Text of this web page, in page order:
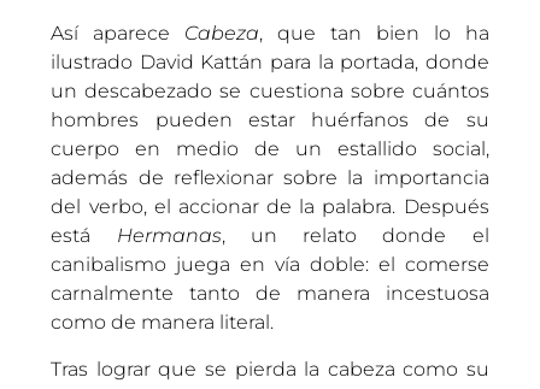
Así aparece Cabeza, que tan bien lo ha
ilustrado David Kattán para la portada, donde
un descabezado se cuestiona sobre cuántos
hombres pueden estar huérfanos de su
cuerpo en medio de un estallido social,
además de reflexionar sobre la importancia
del verbo, el accionar de la palabra. Después
está Hermanas, un relato donde el
canibalismo juega en vía doble: el comerse
carnalmente tanto de manera incestuosa
como de manera literal.
Tras lograr que se pierda la cabeza como su